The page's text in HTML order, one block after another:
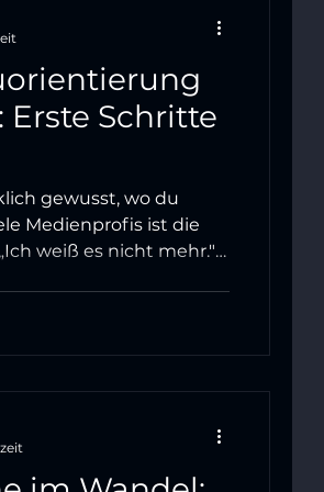
Schritte
gewusst, wo du
Medienprofis ist die
weiß es nicht mehr."
erklärt, warum der
viele trifft, und gibt dir